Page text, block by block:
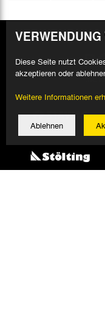
Diese Seite nutzt
akzeptieren oder
Weitere Informationen
Ablehnen